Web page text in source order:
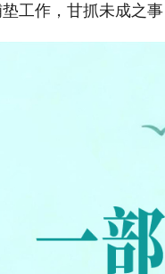
作，甘抓未成之事